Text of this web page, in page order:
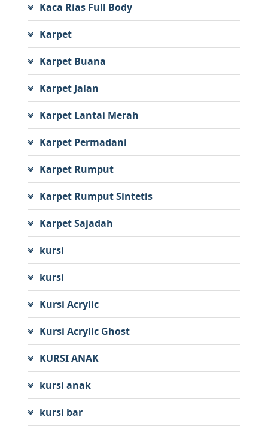
Kaca Rias Full Body
Karpet
Karpet Buana
Karpet Jalan
Karpet Lantai Merah
Karpet Permadani
Karpet Rumput
Karpet Rumput Sintetis
Karpet Sajadah
kursi
kursi
Kursi Acrylic
Kursi Acrylic Ghost
KURSI ANAK
kursi anak
kursi bar